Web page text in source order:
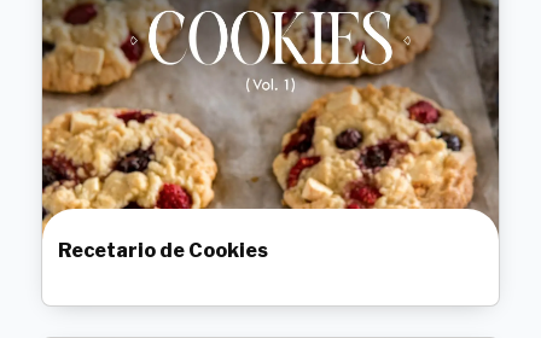
Recetario de Cookies